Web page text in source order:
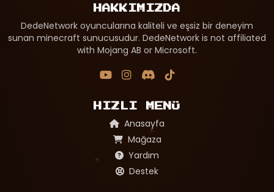
HAKKIMIZDA
DedeNetwork oyuncularına kaliteli ve eşsiz bir deneyim
sunan minecraft sunucusudur. DedeNetwork is not affiliated
with Mojang AB or Microsoft.
HIZLI MENÜ
Anasayfa
Mağaza
Yardım
Destek